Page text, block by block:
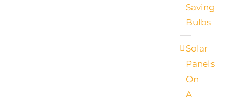
Saving
Bulbs
Solar
Panels
On
A